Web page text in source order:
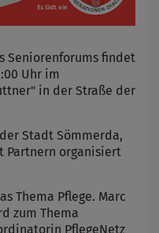
Seniorenforums findet
Uhr im
in der Straße der
Stadt Sömmerda,
Partnern organisiert
Thema Pflege. Marc
zum Thema
PflegeNetz